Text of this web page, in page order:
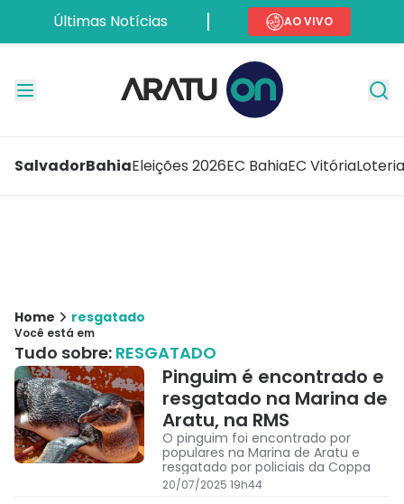
Últimas Notícias AO VIVO
SalvadorBahiaEleições 2026EC BahiaEC Vitória
Home resgatado
Você está em
Tudo sobre: RESGATADO
Pinguim é encontrado e
resgatado na Marina de
Aratu, na RMS
O pinguim foi encontrado por
populares na Marina de Aratu e
resgatado por policiais da Coppa
20/07/2025 19h44